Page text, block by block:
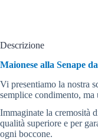
Descrizione
Maionese alla Senape
Vi presentiamo la nostra
semplice condimento, ma
Immaginate la cremosità
qualità superiore e per
ogni boccone.